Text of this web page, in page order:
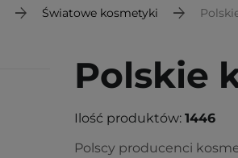
Światowe kosmetyki
Polskie
Ilość produktów: 1446
Polscy producenci